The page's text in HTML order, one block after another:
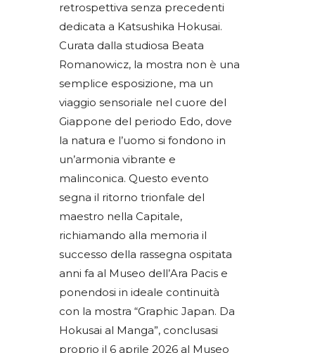
retrospettiva senza precedenti
dedicata a Katsushika Hokusai.
Curata dalla studiosa Beata
Romanowicz, la mostra non è una
semplice esposizione, ma un
viaggio sensoriale nel cuore del
Giappone del periodo Edo, dove
la natura e l’uomo si fondono in
un’armonia vibrante e
malinconica. Questo evento
segna il ritorno trionfale del
maestro nella Capitale,
richiamando alla memoria il
successo della rassegna ospitata
anni fa al Museo dell’Ara Pacis e
ponendosi in ideale continuità
con la mostra “Graphic Japan. Da
Hokusai al Manga”, conclusasi
proprio il 6 aprile 2026 al Museo